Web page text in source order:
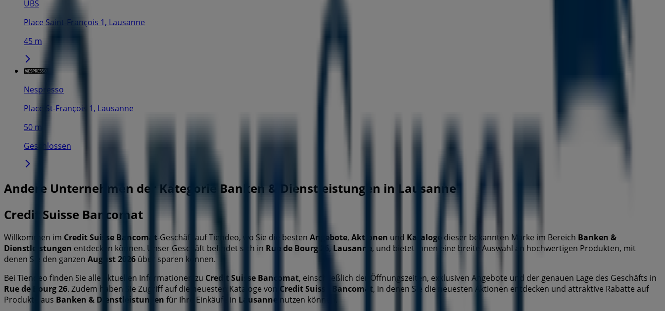
UBS
Place Saint-François 1, Lausanne
45 m
Nespresso
Place St-François 1, Lausanne
50 m
Geschlossen
Andere Unternehmen der Kategorie Banken & Dienstleistungen in Lausanne
Credit Suisse Bancomat
Willkommen im Credit Suisse Bancomat-Geschäft auf Tiendeo, wo Sie die besten Angebote, Aktionen und Kataloge dieser bekannten Marke im Bereich Banken &
Dienstleistungen entdecken können. Unser Geschäft befindet sich in Rue de Bourg 26, Lausanne, und bietet Ihnen eine breite Auswahl an hochwertigen Produkten, mit
denen Sie den ganzen August 2026 über sparen können.
Bei Tiendeo finden Sie alle aktuellen Informationen zu Credit Suisse Bancomat, einschließlich der Öffnungszeiten, exklusiven Angebote und der genauen Lage des Geschäfts in
Rue de Bourg 26. Zudem haben Sie Zugriff auf die neuesten Kataloge von Credit Suisse Bancomat, in denen Sie die neuesten Aktionen entdecken und attraktive Rabatte auf
Produkte aus Banken & Dienstleistungen für Ihre Einkäufe in Lausanne nutzen können.